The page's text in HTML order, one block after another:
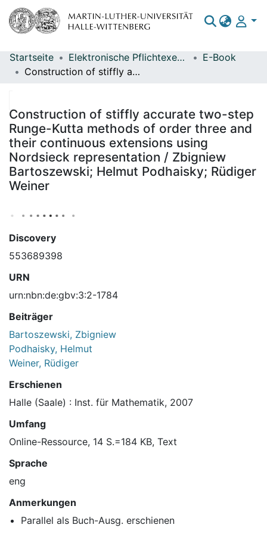
Bereiche & Sammlungen
Statistiken
Startseite Elektronische Pflichtexemplare
E-Book
Construction of stiffly accurate two-step Runge-Kutta methods of order three and their continuous extensions using Nordsieck representation / Zbigniew Bartoszewski; Helmut Podhaisky; Rüdiger Weiner
Construction of stiffly accurate two-step
Runge-Kutta methods of order three and
their continuous extensions using
Nordsieck representation / Zbigniew
Bartoszewski; Helmut Podhaisky; Rüdiger
Weiner
Discovery
553689398
URN
urn:nbn:de:gbv:3:2-1784
Beiträger
Bartoszewski, Zbigniew
Podhaisky, Helmut
Weiner, Rüdiger
Erschienen
Halle (Saale) : Inst. für Mathematik, 2007
Umfang
Online-Ressource, 14 S.=184 KB, Text
Sprache
eng
Anmerkungen
Parallel als Buch-Ausg. erschienen